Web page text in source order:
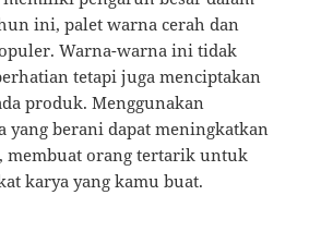
ini, palet warna cerah dan
Warna-warna ini tidak
tetapi juga menciptakan
produk. Menggunakan
yang berani dapat meningkatkan
membuat orang tertarik untuk
karya yang kamu buat.